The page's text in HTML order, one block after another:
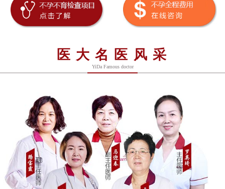
医大名医风采
YiDa Famous doctor